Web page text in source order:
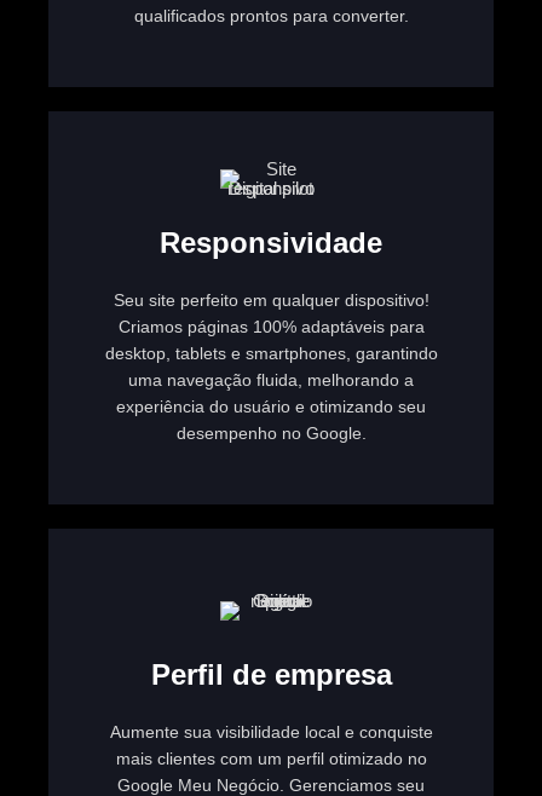
qualificados prontos para converter.
Responsividade
Seu site perfeito em qualquer dispositivo!
Criamos páginas 100% adaptáveis para
desktop, tablets e smartphones, garantindo
uma navegação fluida, melhorando a
experiência do usuário e otimizando seu
desempenho no Google.
Perfil de empresa
Aumente sua visibilidade local e conquiste
mais clientes com um perfil otimizado no
Google Meu Negócio. Gerenciamos seu